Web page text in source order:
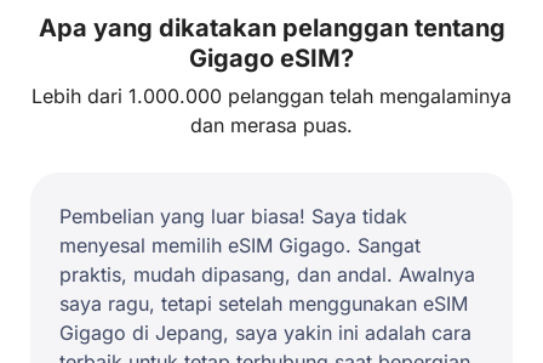
Apa yang dikatakan pelanggan tentang
Gigago eSIM?
Lebih dari 1.000.000 pelanggan telah mengalaminya
dan merasa puas.
Pembelian yang luar biasa! Saya tidak
menyesal memilih eSIM Gigago. Sangat
praktis, mudah dipasang, dan andal. Awalnya
saya ragu, tetapi setelah menggunakan eSIM
Gigago di Jepang, saya yakin ini adalah cara